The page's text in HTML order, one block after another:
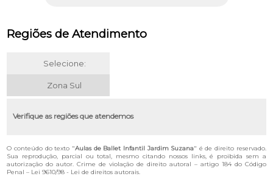
Regiões de Atendimento
Selecione:
Zona Sul
Verifique as regiões que atendemos
O conteúdo do texto "Aulas de Ballet Infantil Jardim Suzana" é de direito reservado.
Sua reprodução, parcial ou total, mesmo citando nossos links, é proibida sem a
autorização do autor. Crime de violação de direito autoral – artigo 184 do Código
Penal – Lei 9610/98 - Lei de direitos autorais.